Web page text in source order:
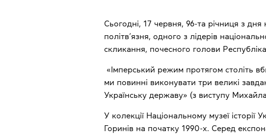
Сьогодні, 17 червня, 96-та річниця з
політв’язня, одного з лідерів
скликання, почесного голови
«Імперський режим протягом століть
ми повинні виконувати три великі
Українську державу» (з виступу
У колекції Національному музеї історії
Горинів на початку 1990-х. Серед